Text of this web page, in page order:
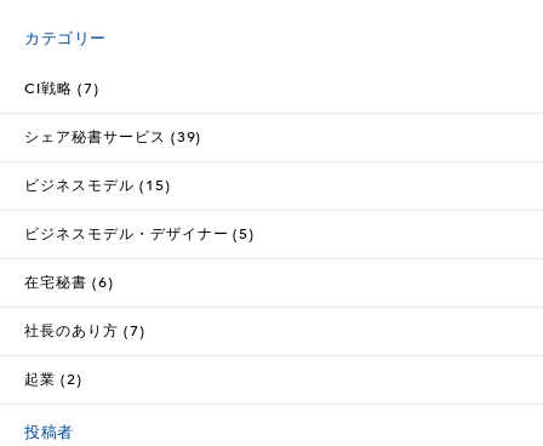
カテゴリー
CI戦略 (7)
シェア秘書サービス (39)
ビジネスモデル (15)
ビジネスモデル・デザイナー (5)
在宅秘書 (6)
社長のあり方 (7)
起業 (2)
投稿者